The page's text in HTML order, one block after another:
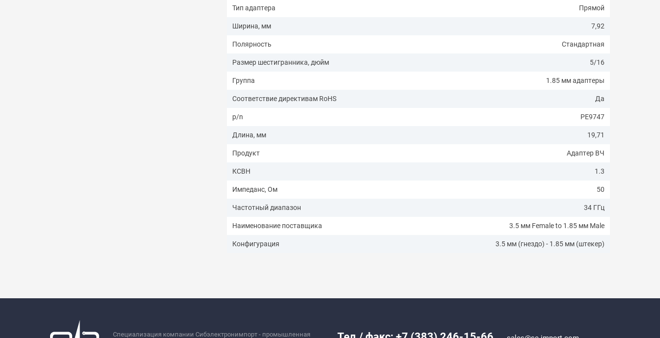
Тип адаптера Прямой
Ширина, мм 7,92
Полярность Стандартная
Размер шестигранника, дюйм 5/16
Группа 1.85 мм адаптеры
Соответствие директивам RoHS Да
p/n PE9747
Длина, мм 19,71
Продукт Адаптер ВЧ
КСВН 1.3
Импеданс, Ом 50
Частотный диапазон 34 ГГц
Наименование поставщика 3.5 мм Female to 1.85 мм Male
Конфигурация 3.5 мм (гнездо) - 1.85 мм (штекер)
Специализация компании Сибэлектронимпорт - промышленная